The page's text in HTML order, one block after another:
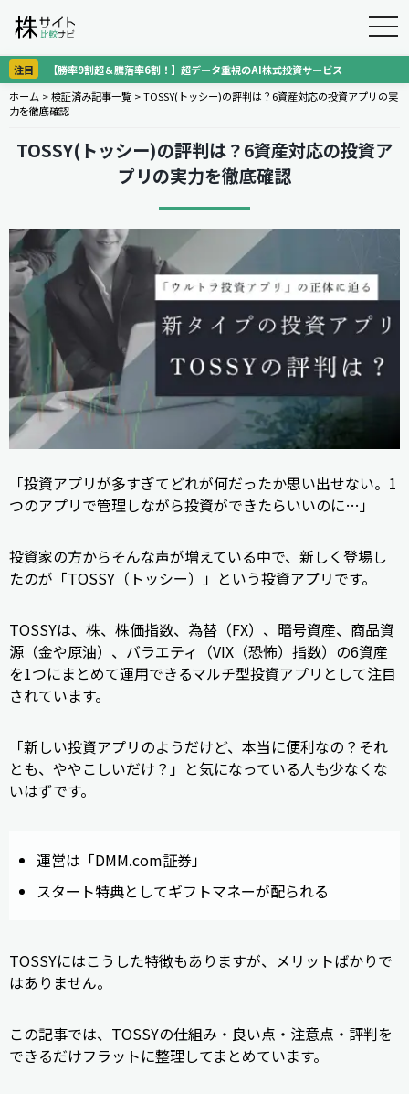
注目
【勝率9割超＆騰落率6割！】超データ重視のAI株式投資サービス
ホーム >検証済み記事一覧 >TOSSY(トッシー)の評判は？6資産対応の投資アプリの実
力を徹底確認
TOSSY(トッシー)の評判は？6資産対応の投資ア
プリの実力を徹底確認
「投資アプリが多すぎてどれが何だったか思い出せない。1
つのアプリで管理しながら投資ができたらいいのに…」
投資家の方からそんな声が増えている中で、新しく登場し
たのが「TOSSY（トッシー）」という投資アプリです。
TOSSYは、株、株価指数、為替（FX）、暗号資産、商品資
源（金や原油）、バラエティ（VIX（恐怖）指数）の6資産
を1つにまとめて運用できるマルチ型投資アプリとして注目
されています。
「新しい投資アプリのようだけど、本当に便利なの？それ
とも、ややこしいだけ？」と気になっている人も少なくな
いはずです。
運営は「DMM.com証券」
スタート特典としてギフトマネーが配られる
TOSSYにはこうした特徴もありますが、メリットばかりで
はありません。
この記事では、TOSSYの仕組み・良い点・注意点・評判を
できるだけフラットに整理してまとめています。